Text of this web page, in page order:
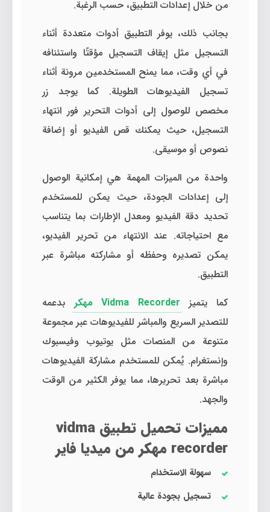
من خلال إعدادات التطبيق، حسب الرغبة.
بجانب ذلك، يوفر التطبيق أدوات متعددة أثناء
التسجيل مثل إيقاف التسجيل مؤقتًا واستئنافه
في أي وقت، مما يمنح المستخدمين مرونة أثناء
تسجيل الفيديوهات الطويلة. كما يوجد زر
مخصص للوصول إلى أدوات التحرير فور انتهاء
التسجيل، حيث يمكنك قص الفيديو أو إضافة
نصوص أو موسيقى.
واحدة من الميزات المهمة هي إمكانية الوصول
إلى إعدادات الجودة، حيث يمكن للمستخدم
تحديد دقة الفيديو ومعدل الإطارات بما يتناسب
مع احتياجاته. عند الانتهاء من تحرير الفيديو،
يمكن تصديره وحفظه أو مشاركته مباشرة عبر
التطبيق.
كما يتميز Vidma Recorder مهكر
بدعمه
للتصدير السريع والمباشر للفيديوهات عبر مجموعة
متنوعة من المنصات مثل يوتيوب وفيسبوك
وإنستغرام. يُمكن للمستخدم مشاركة الفيديوهات
مباشرة بعد تحريرها، مما يوفر الكثير من الوقت
والجهد.
مميزات تحميل تطبيق vidma
recorder مهكر من ميديا فاير
سهولة الاستخدام
تسجيل بجودة عالية